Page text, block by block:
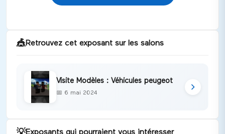
🎪Retrouvez cet exposant sur les salons
Visite Modèles : Véhicules peugeot
📅 6 mai 2024